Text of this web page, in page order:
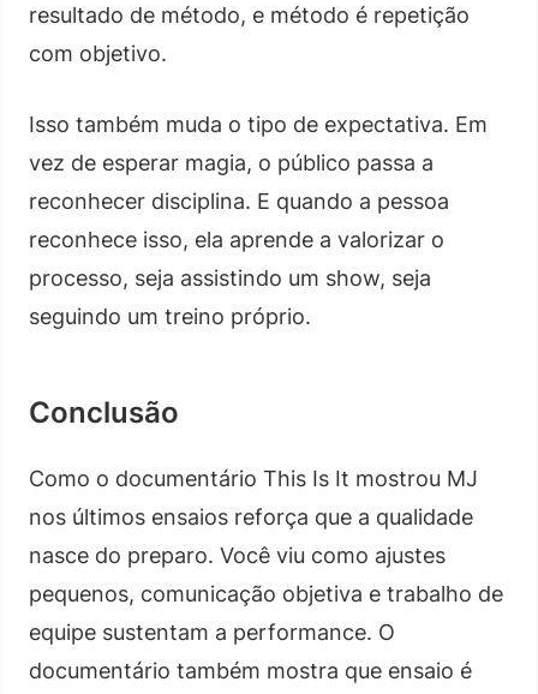
resultado de método, e método é repetição
com objetivo.
Isso também muda o tipo de expectativa. Em
vez de esperar magia, o público passa a
reconhecer disciplina. E quando a pessoa
reconhece isso, ela aprende a valorizar o
processo, seja assistindo um show, seja
seguindo um treino próprio.
Conclusão
Como o documentário This Is It mostrou MJ
nos últimos ensaios reforça que a qualidade
nasce do preparo. Você viu como ajustes
pequenos, comunicação objetiva e trabalho de
equipe sustentam a performance. O
documentário também mostra que ensaio é